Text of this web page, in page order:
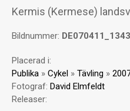
Kermis (Kermese)
Bildnummer:
Placerad i:
Publika » Cykel » Tävling »
Fotograf: David Elmfeldt
Releaser: